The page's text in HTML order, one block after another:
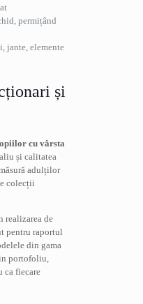
permițând
jante, elemente
și
cu vârsta
și calitatea
adulților
colecții
realizarea de
pentru raportul
din gama
portofoliu,
ca fiecare